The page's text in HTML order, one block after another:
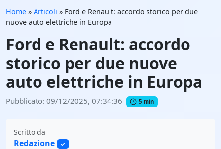
Home » Articoli » Ford e Renault: accordo storico per due
nuove auto elettriche in Europa
Ford e Renault: accordo
storico per due nuove
auto elettriche in Europa
Pubblicato: 09/12/2025, 07:34:36 5 min
Scritto da
Redazione ✓